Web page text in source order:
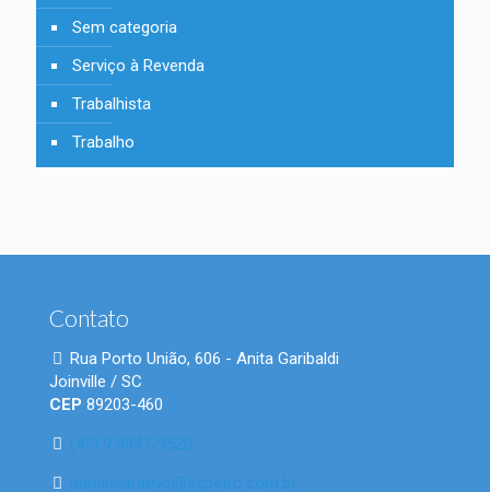
Sem categoria
Serviço à Revenda
Trabalhista
Trabalho
Contato
Rua Porto União, 606 - Anita Garibaldi
Joinville / SC
CEP 89203-460
(47) 9 8847-9520
administrativo@scpetro.com.br